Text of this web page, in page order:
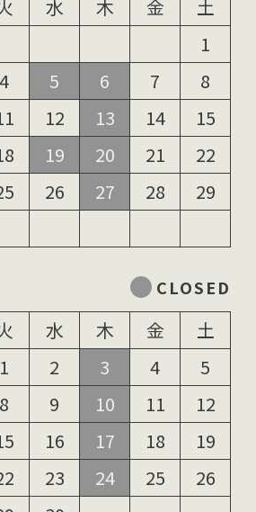
水 木 金
土
1
4 5 6 7
8
12 13 14
15
19 20 21
22
26 27 28
29
水 木 金
土
1
2 3 4
5
8 9 10 11
12
16 17 18
19
23 24 25
26